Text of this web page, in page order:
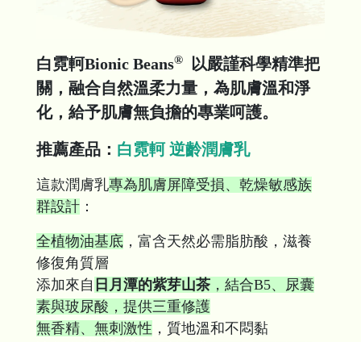
白霓軻Bionic Beans®
以嚴謹科學精準把
關，融合自然溫柔力量，為肌膚溫和淨
化，給予肌膚無負擔的專業呵護。
推薦產品： 白霓軻 逆齡潤膚乳
這款潤膚乳專為肌膚屏障受損、乾燥敏感族
群設計 ：
全植物油基底 ，富含天然必需脂肪酸，滋養
修復角質層
添加來自 日月潭的紫芽山茶 ，結合B5、尿囊
素與玻尿酸，提供三重修護
無香精、無刺激性 ，質地溫和不悶黏